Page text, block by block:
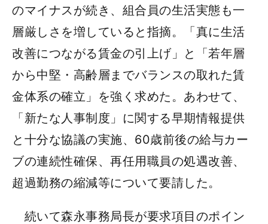
のマイナスが続き、組合員の生活実態も一
層厳しさを増していると指摘。「真に生活
改善につながる賃金の引上げ」と「若年層
から中堅・高齢層までバランスの取れた賃
金体系の確立」を強く求めた。あわせて、
「新たな人事制度」に関する早期情報提供
と十分な協議の実施、60歳前後の給与カー
ブの連続性確保、再任用職員の処遇改善、
超過勤務の縮減等について要請した。
続いて森永事務局長が要求項目のポイン